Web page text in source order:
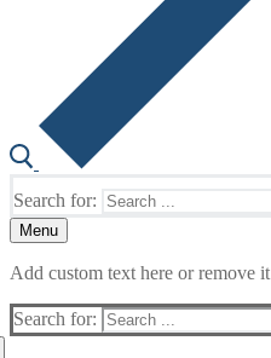
Search for:
Menu
Add custom text here or remove it
Search for: